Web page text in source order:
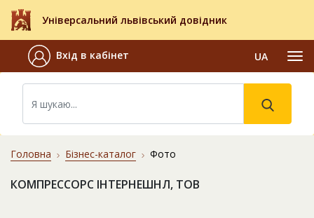
Універсальний львівський довідник
Вхід в кабінет UA
Головна Бізнес-каталог Фото
КОМПРЕССОРС ІНТЕРНЕШНЛ, ТОВ